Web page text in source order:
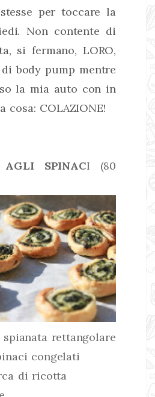
per toccare la
Non contente di
si fermano, LORO,
body pump mentre
la mia auto con in
cosa: COLAZIONE!
AGLI SPINACI (80
spianata rettangolare
congelati
di ricotta